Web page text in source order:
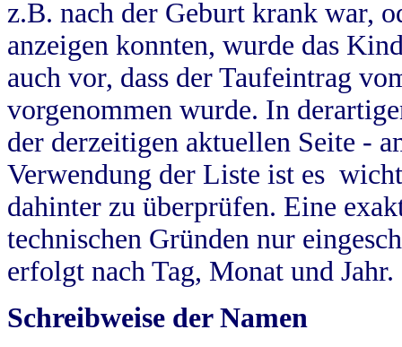
z.B. nach der Geburt krank war,
anzeigen konnten, wurde das
auch vor, dass der Taufeintrag
vorgenommen wurde. In
der derzeitigen aktuellen Seite -
Verwendung der Liste ist es
dahinter zu überprüfen. Eine
technischen Gründen nur
erfolgt nach Tag, Monat und Jahr.
Schreibweise der Namen